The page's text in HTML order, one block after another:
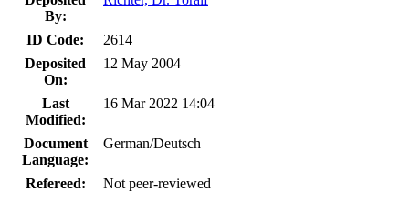
By:
ID Code:
2614
Deposited
On:
12 May 2004
Last
Modified:
16 Mar 2022 14:04
Document
Language:
German/Deutsch
Refereed: Not peer-reviewed